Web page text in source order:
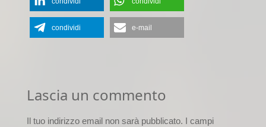
condividi e-mail
Lascia un commento
Il tuo indirizzo email non sarà pubblicato. I campi